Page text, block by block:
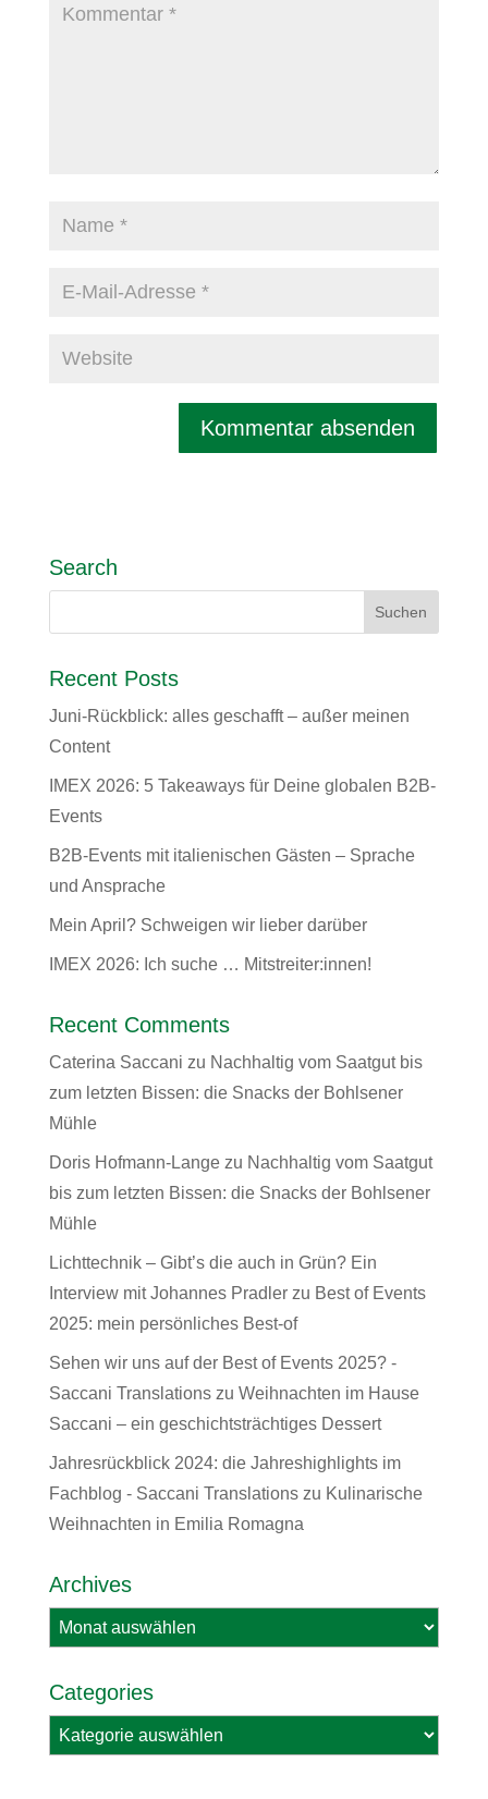
Search
Recent Posts
Juni-Rückblick: alles geschafft – außer meinen
Content
IMEX 2026: 5 Takeaways für Deine globalen B2B-
Events
B2B-Events mit italienischen Gästen – Sprache
und Ansprache
Mein April? Schweigen wir lieber darüber
IMEX 2026: Ich suche … Mitstreiter:innen!
Recent Comments
Caterina Saccani zu Nachhaltig vom Saatgut bis
zum letzten Bissen: die Snacks der Bohlsener
Mühle
Doris Hofmann-Langezu Nachhaltig vom Saatgut
bis zum letzten Bissen: die Snacks der Bohlsener
Mühle
Lichttechnik – Gibt’s die auch in Grün? Ein
Interview mit Johannes Pradlerzu Best of Events
2025: mein persönliches Best-of
Sehen wir uns auf der Best of Events 2025? -
Saccani Translationszu Weihnachten im Hause
Saccani – ein geschichtsträchtiges Dessert
Jahresrückblick 2024: die Jahreshighlights im
Fachblog - Saccani Translationszu Kulinarische
Weihnachten in Emilia Romagna
Archives
Archives
Categories
Categories